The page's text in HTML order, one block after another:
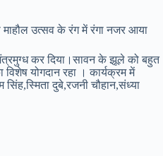
माहौल उत्सव के रंग में रंगा नजर आया
कर दिया।सावन के झूले को बहुत
योगदान रहा । कार्यक्रम में
दुबे,रजनी चौहान,संध्या